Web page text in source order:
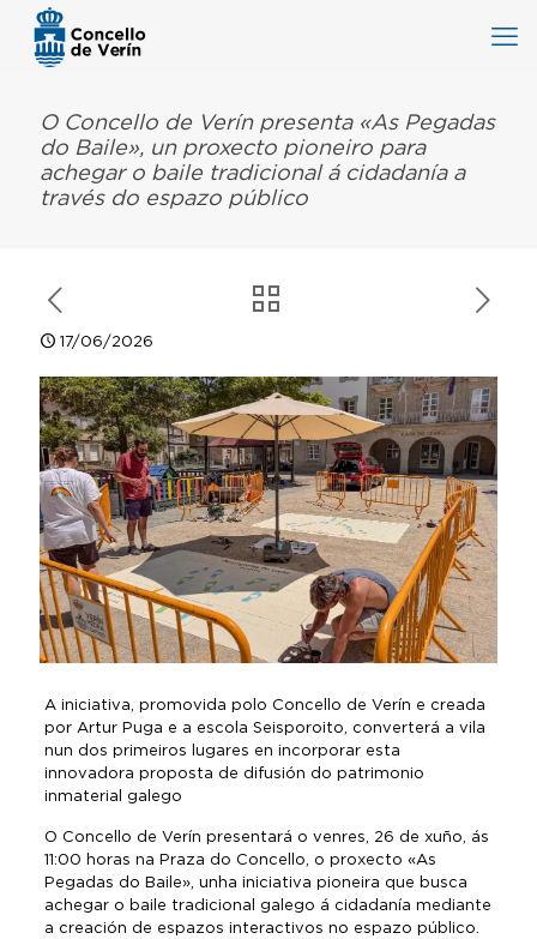
O Concello de Verín presenta «As Pegadas
do Baile», un proxecto pioneiro para
achegar o baile tradicional á cidadanía a
través do espazo público
17/06/2026
A iniciativa, promovida polo Concello de Verín e creada
por Artur Puga e a escola Seisporoito, converterá a vila
nun dos primeiros lugares en incorporar esta
innovadora proposta de difusión do patrimonio
inmaterial galego
O Concello de Verín presentará o venres, 26 de xuño, ás
11:00 horas na Praza do Concello, o proxecto «As
Pegadas do Baile», unha iniciativa pioneira que busca
achegar o baile tradicional galego á cidadanía mediante
a creación de espazos interactivos no espazo público.